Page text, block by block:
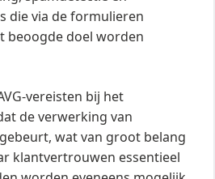
die via de formulieren
beoogde doel worden
vereisten bij het
de verwerking van
wat van groot belang
klantvertrouwen essentieel